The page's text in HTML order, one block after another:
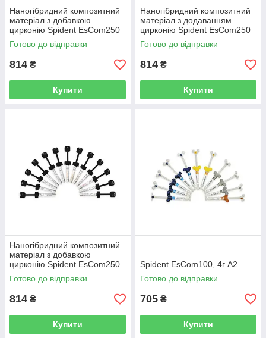
Наногібридний композитний
матеріал з добавкою
цирконію Spident EsCom250
4г, A3.5
Готово до відправки
814 ₴
Купити
Наногібридний композитний
матеріал з додаванням
цирконію Spident EsCom250
4г, А02
Готово до відправки
814 ₴
Купити
Наногібридний композитний
матеріал з добавкою
цирконію Spident EsCom250
4г, А03
Готово до відправки
814 ₴
Купити
Spident EsCom100, 4г A2
Готово до відправки
705 ₴
Купити